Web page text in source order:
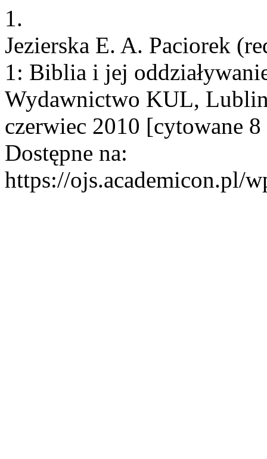
1.
Jezierska E. A. Paciorek
1: Biblia i jej
Wydawnictwo KUL,
czerwiec 2010 [cytowane
Dostępne na:
https://ojs.academicon.pl/